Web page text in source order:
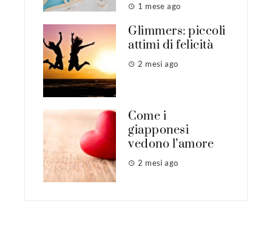
1 mese ago
Glimmers: piccoli
attimi di felicità
2 mesi ago
Come i
giapponesi
vedono l’amore
2 mesi ago